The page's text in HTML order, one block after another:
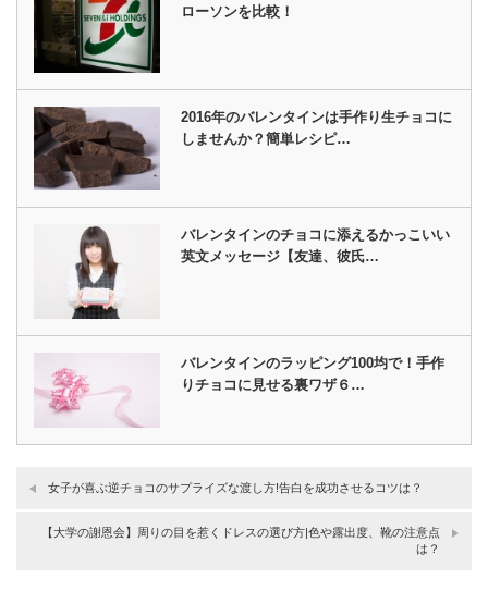
ローソンを比較！
2016年のバレンタインは手作り生チョコに
しませんか？簡単レシピ…
バレンタインのチョコに添えるかっこいい
英文メッセージ【友達、彼氏…
バレンタインのラッピング100均で！手作
りチョコに見せる裏ワザ６…
女子が喜ぶ逆チョコのサプライズな渡し方!告白を成功させるコツは？
【大学の謝恩会】周りの目を惹くドレスの選び方|色や露出度、靴の注意点
は？